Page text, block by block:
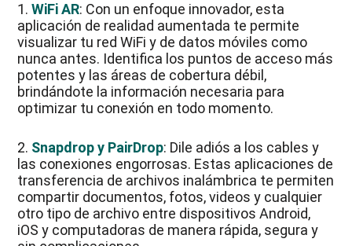
1.WiFi AR: Con un enfoque innovador, esta
aplicación de realidad aumentada te permite
visualizar tu red WiFi y de datos móviles como
nunca antes. Identifica los puntos de acceso más
potentes y las áreas de cobertura débil,
brindándote la información necesaria para
optimizar tu conexión en todo momento.
2. Snapdrop y PairDrop: Dile adiós a los cables y
las conexiones engorrosas. Estas aplicaciones de
transferencia de archivos inalámbrica te permiten
compartir documentos, fotos, videos y cualquier
otro tipo de archivo entre dispositivos Android,
iOS y computadoras de manera rápida, segura y